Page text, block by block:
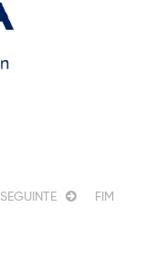
SEGUINTE FIM